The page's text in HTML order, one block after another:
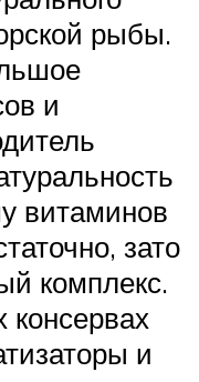
рыбы.
и
витаминов
зато
комплекс.
консервах
и